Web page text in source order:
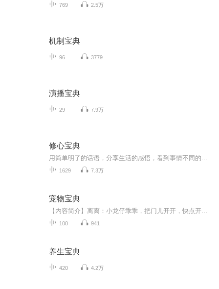
769 2.5万
机制宝典
96 3779
演播宝典
29 7.9万
修心宝典
1629 7.3万
宠物宝典
100 941
养生宝典
420 4.2万